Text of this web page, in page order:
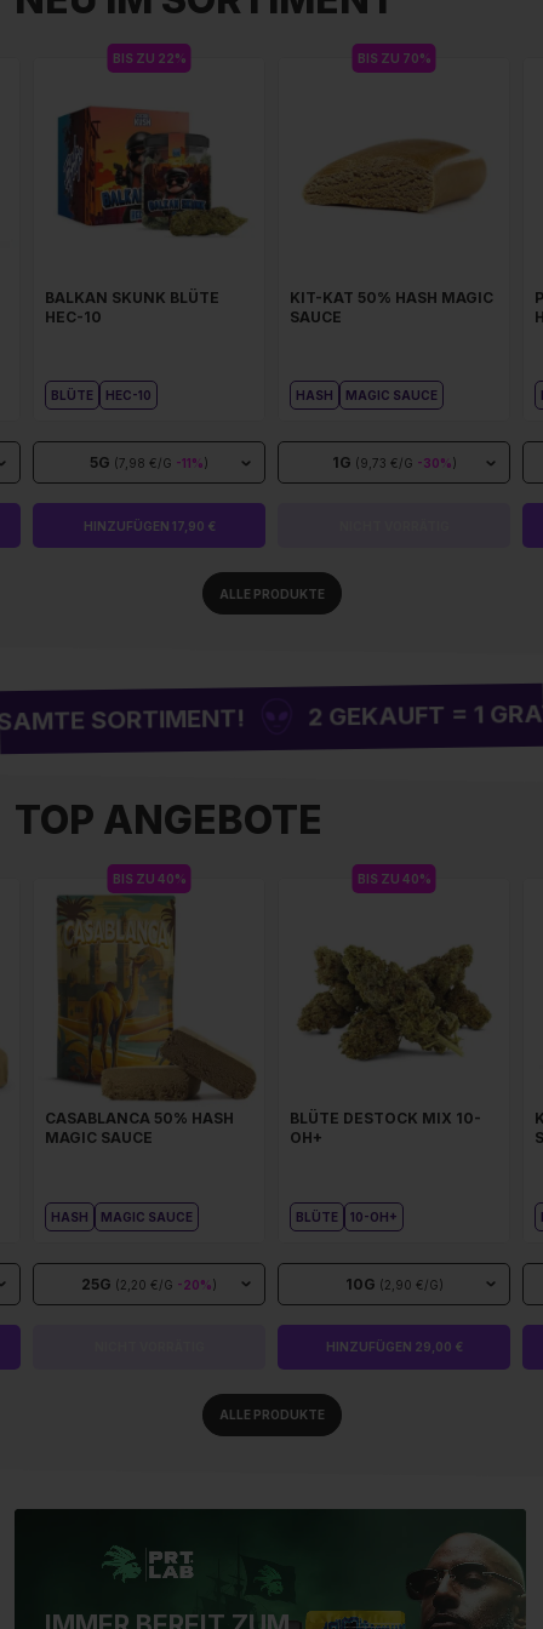
BIS ZU 22%
BALKAN SKUNK BLÜTE
HEC-10
BLÜTE HEC-10
5G (7,98 €/G -11%)
HINZUFÜGEN 17,90 €
BIS ZU 70%
KIT-KAT 50% HASH MAGIC
SAUCE
HASH MAGIC SAUCE
1G (9,73 €/G -30%)
ALLE PRODUKTE
2 GEKAUFT = 1 GRATIS
TOP ANGEBOTE
BIS ZU 40%
CASABLANCA 50% HASH
MAGIC SAUCE
HASH MAGIC SAUCE
25G (2,20 €/G -20%)
BIS ZU 40%
BLÜTE DESTOCK MIX 10-
OH+
BLÜTE 10-OH+
10G (2,90 €/G)
HINZUFÜGEN 29,00 €
ALLE PRODUKTE